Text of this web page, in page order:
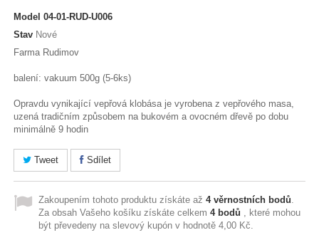
Model 04-01-RUD-U006
Stav Nové
Farma Rudimov
balení: vakuum 500g (5-6ks)
Opravdu vynikající vepřová klobása je vyrobena z vepřového masa,
uzená tradičním způsobem na bukovém a ovocném dřevě po dobu
minimálně 9 hodin
Tweet Sdílet
Zakoupením tohoto produktu získáte až4věrnostních bodů
Za obsah Vašeho košíku získáte celkem4bodů , které mohou
být převedeny na slevový kupón v hodnotě4,00 Kč